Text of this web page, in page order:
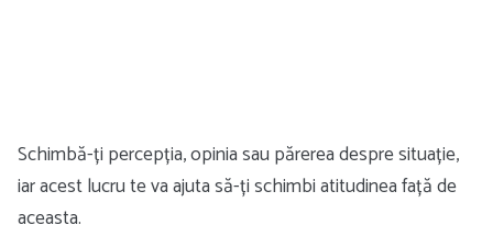
Schimbă-ți percepția, opinia sau părerea despre situație,
iar acest lucru te va ajuta să-ți schimbi atitudinea față de
aceasta.